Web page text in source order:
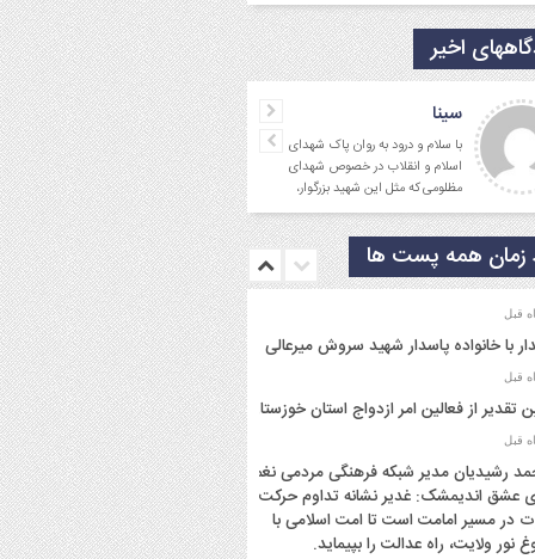
اخیر
سینا
با سلام و درود به روان پاک شهدای
اسلام و انقلاب در خصوص شهدای
مظلومی که مثل این شهید بزرگوار،
در تقابل با گروه
همه پست ها
با خانواده پاسدار شهید سروش میرعالی
تقدیر از فعالین امر ازدواج استان خوزستان
رشیدیان مدیر شبکه فرهنگی مردمی نغمه
عشق اندیمشک: غدیر نشانه تداوم حرکت
در مسیر امامت است تا امت اسلامی با
نور ولایت، راه عدالت را بپیماید.